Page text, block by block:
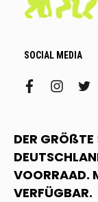
SOCIAL MEDIA
facebook
DER GRÖßTE
VOORRAAD.
VERFÜGBAR.